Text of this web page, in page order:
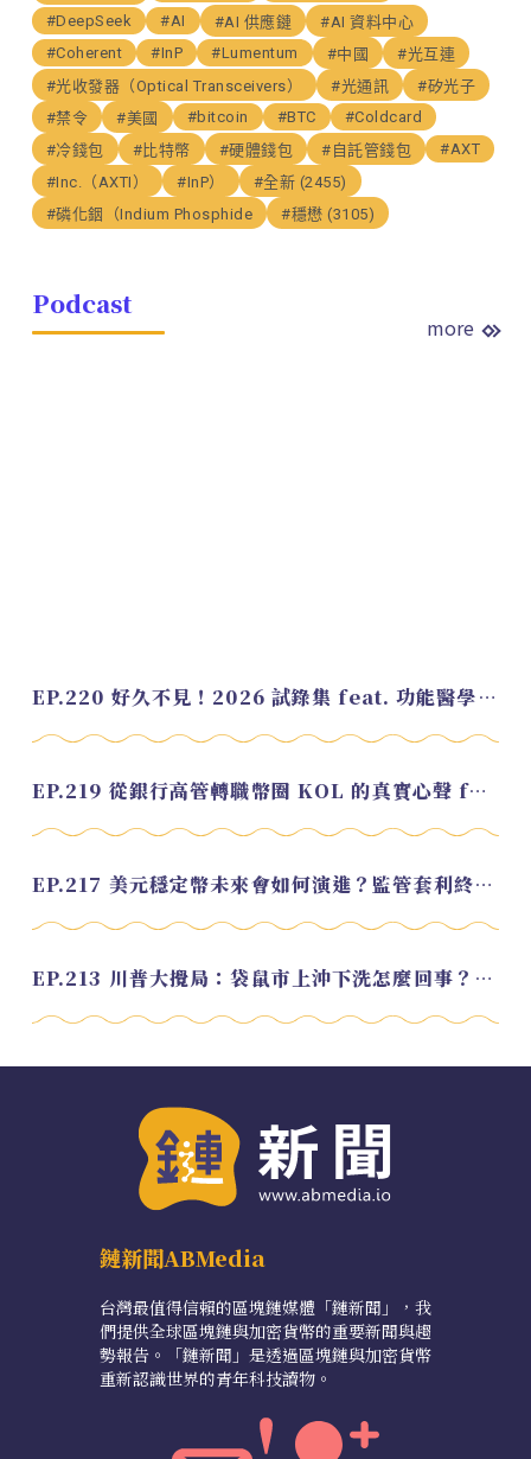
#DeepSeek
#AI #AI 供應鏈
#AI 資料中心
#Coherent
#InP #Lumentum #中國
#光互連
#光收發器（Optical Transceivers）
#光通訊
#矽光子
#禁令
#美國 #bitcoin #BTC
#Coldcard
#冷錢包
#比特幣 #硬體錢包 #自託管錢包
#AXT
#Inc.（AXTI）
#InP）
#全新 (2455)
#磷化銦（Indium Phosphide
#穩懋 (3105)
Podcast
more
EP.220 好久不見！2026 試錄集 feat. 功能醫學營養師 美寶
EP.219 從銀行高管轉職幣圈 KOL 的真實心聲 feat.龜大
EP.217 美元穩定幣未來會如何演進？監管套利終將收斂？feat. 研究員 余哲安
EP.213 川普大攪局：袋鼠市上沖下洗怎麼回事？feat. Alvin
鏈新聞ABMedia
台灣最值得信賴的區塊鏈媒體「鏈新聞」，我
們提供全球區塊鏈與加密貨幣的重要新聞與趨
勢報告。「鏈新聞」是透過區塊鏈與加密貨幣
重新認識世界的青年科技讀物。